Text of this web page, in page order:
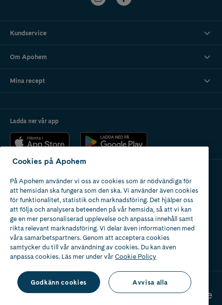
Kundservice
Om Apohem
Mina recept
Ladda ner vår app
Apotek med tillstånd
av Läkemedelsverket
Cookies på Apohem
På Apohem använder vi oss av cookies som är nödvändiga för
att hemsidan ska fungera som den ska. Vi använder även cookies
för funktionalitet, statistik och marknadsföring. Det hjälper oss
att följa och analysera beteenden på vår hemsida, så att vi kan
ge en mer personaliserad upplevelse och anpassa innehåll samt
rikta relevant marknadsföring. Vi delar även informationen med
våra samarbetspartners. Genom att acceptera cookies
samtycker du till vår användning av cookies. Du kan även
anpassa cookies. Läs mer under vårCookie Policy
Godkänn cookies Avvisa alla